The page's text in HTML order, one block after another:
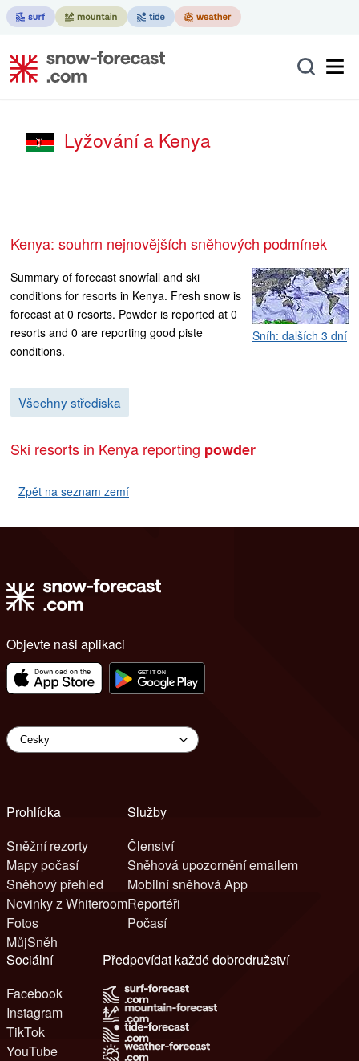
Lyžování a Kenya
Kenya: souhrn nejnovějších sněhových podmínek
Sníh: dalších 3 dní
Summary of forecast snowfall and ski
conditions for resorts in Kenya. Fresh snow is
forecast at 0 resorts. Powder is reported at 0
resorts and 0 are reporting good piste
conditions.
Všechny střediska
Ski resorts in Kenya reporting powder
Zpět na seznam zemí
Objevte naši aplikaci
Prohlídka
Sněžní rezorty
Mapy počasí
Sněhový přehled
Novinky z Whiteroom
Fotos
MůjSněh
Služby
Členství
Sněhová upozornění emailem
Mobilní sněhová App
Reportéři
Počasí
Sociální
Facebook
Instagram
TikTok
YouTube
Předpovídat každé dobrodružství